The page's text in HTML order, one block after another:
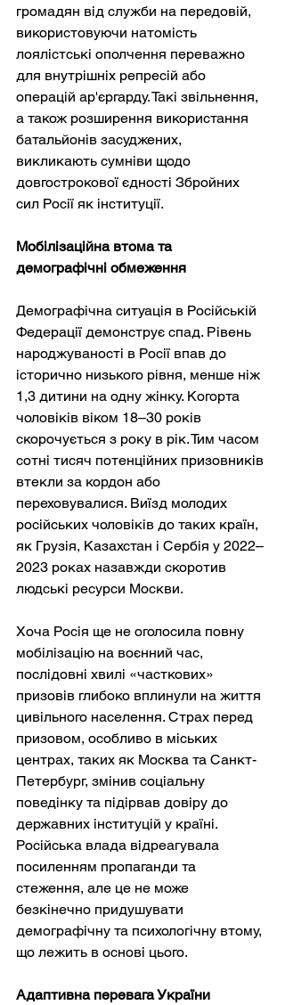
громадян від служби на передовій,
використовуючи натомість
лоялістські ополчення переважно
для внутрішніх репресій або
операцій ар'єргарду. Такі звільнення,
а також розширення використання
батальйонів засуджених,
викликають сумніви щодо
довгострокової єдності Збройних
сил Росії як інституції.
Мобілізаційна втома та
демографічні обмеження
Демографічна ситуація в Російській
Федерації демонструє спад. Рівень
народжуваності в Росії впав до
історично низького рівня, менше ніж
1,3 дитини на одну жінку. Когорта
чоловіків віком 18–30 років
скорочується з року в рік. Тим часом
сотні тисяч потенційних призовників
втекли за кордон або
переховувалися. Виїзд молодих
російських чоловіків до таких країн,
як Грузія, Казахстан і Сербія у 2022–
2023 роках назавжди скоротив
людські ресурси Москви.
Хоча Росія ще не оголосила повну
мобілізацію на воєнний час,
послідовні хвилі «часткових»
призовів глибоко вплинули на життя
цивільного населення. Страх перед
призовом, особливо в міських
центрах, таких як Москва та Санкт-
Петербург, змінив соціальну
поведінку та підірвав довіру до
державних інституцій у країні.
Російська влада відреагувала
посиленням пропаганди та
стеження, але це не може
безкінечно придушувати
демографічну та психологічну втому,
що лежить в основі цього.
Адаптивна перевага України